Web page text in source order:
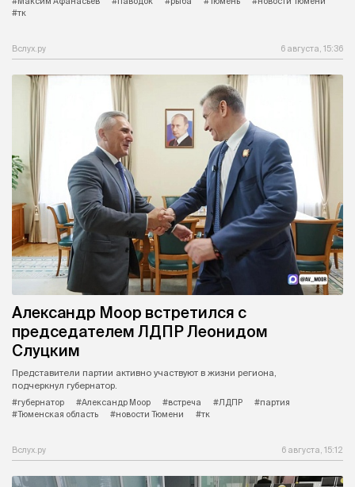
#тк
Вслух.ру 6 августа, 15:36
Александр Моор встретился с
председателем ЛДПР Леонидом
Слуцким
Представители партии активно участвуют в жизни региона,
подчеркнул губернатор.
#губернатор
#Александр Моор #встреча #ЛДПР
#партия
#Тюменская область
#новости Тюмени #тк
Вслух.ру 6 августа, 15:12